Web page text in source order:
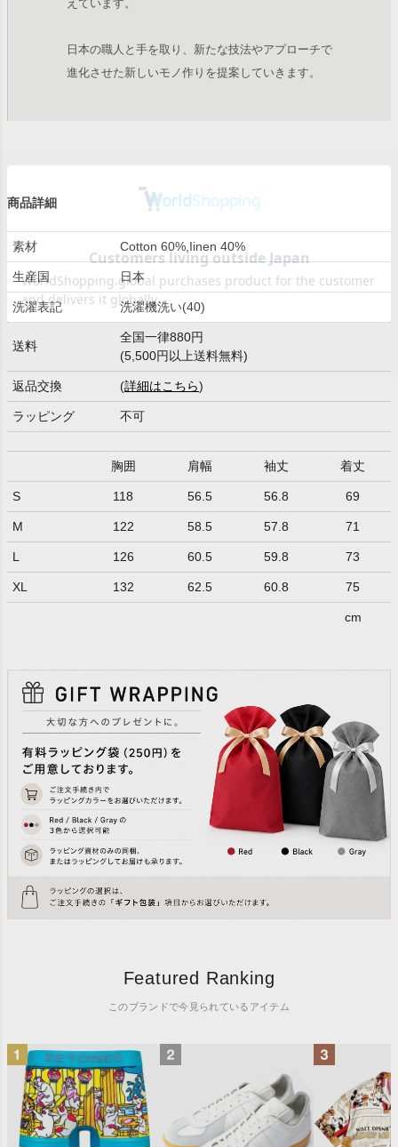
えています。
日本の職人と手を取り、新たな技法やアプローチで
進化させた新しいモノ作りを提案していきます。
商品詳細
素材 Cotton 60%,Iinen 40%
生産国 日本
洗濯表記 洗濯機洗い(40)
送料
全国一律880円
(5,500円以上送料無料)
返品交換 (詳細はこちら)
ラッピング 不可
胸囲 肩幅 袖丈 着丈
S 118 56.5 56.8 69
M 122 58.5 57.8 71
L 126 60.5 59.8 73
XL 132 62.5 60.8 75
cm
Featured Ranking
このブランドで今見られているアイテム